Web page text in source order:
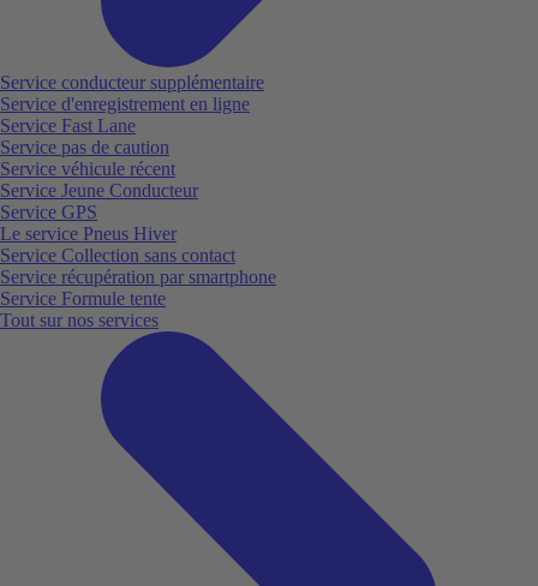
Service conducteur supplémentaire
Service d'enregistrement en ligne
Service Fast Lane
Service pas de caution
Service véhicule récent
Service Jeune Conducteur
Service GPS
Le service Pneus Hiver
Service Collection sans contact
Service récupération par smartphone
Service Formule tente
Tout sur nos services